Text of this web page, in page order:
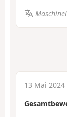
13 Mai